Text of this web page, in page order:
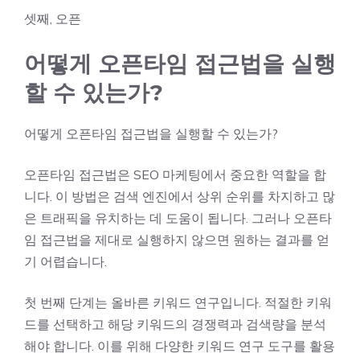
셋째, 오픈
어떻게 오픈타임 접근법을 실행
할 수 있는가?
어떻게 오픈타임 접근법을 실행할 수 있는가?
오픈타임 접근법은 SEO 마케팅에서 중요한 역할을 합
니다. 이 방법은 검색 엔진에서 상위 순위를 차지하고 많
은 트래픽을 유치하는 데 도움이 됩니다. 그러나 오픈타
임 접근법을 제대로 실행하지 않으면 원하는 결과를 얻
기 어렵습니다.
첫 번째 단계는 올바른 키워드 연구입니다. 적절한 키워
드를 선택하고 해당 키워드의 경쟁력과 검색량을 분석
해야 합니다. 이를 위해 다양한 키워드 연구 도구를 활용